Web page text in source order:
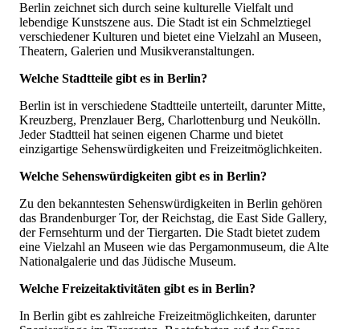
Berlin zeichnet sich durch seine kulturelle Vielfalt und
lebendige Kunstszene aus. Die Stadt ist ein Schmelztiegel
verschiedener Kulturen und bietet eine Vielzahl an Museen,
Theatern, Galerien und Musikveranstaltungen.
Welche Stadtteile gibt es in Berlin?
Berlin ist in verschiedene Stadtteile unterteilt, darunter Mitte,
Kreuzberg, Prenzlauer Berg, Charlottenburg und Neukölln.
Jeder Stadtteil hat seinen eigenen Charme und bietet
einzigartige Sehenswürdigkeiten und Freizeitmöglichkeiten.
Welche Sehenswürdigkeiten gibt es in Berlin?
Zu den bekanntesten Sehenswürdigkeiten in Berlin gehören
das Brandenburger Tor, der Reichstag, die East Side Gallery,
der Fernsehturm und der Tiergarten. Die Stadt bietet zudem
eine Vielzahl an Museen wie das Pergamonmuseum, die Alte
Nationalgalerie und das Jüdische Museum.
Welche Freizeitaktivitäten gibt es in Berlin?
In Berlin gibt es zahlreiche Freizeitmöglichkeiten, darunter